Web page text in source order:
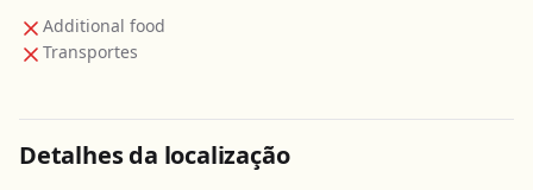
Additional food
Transportes
Detalhes da localização